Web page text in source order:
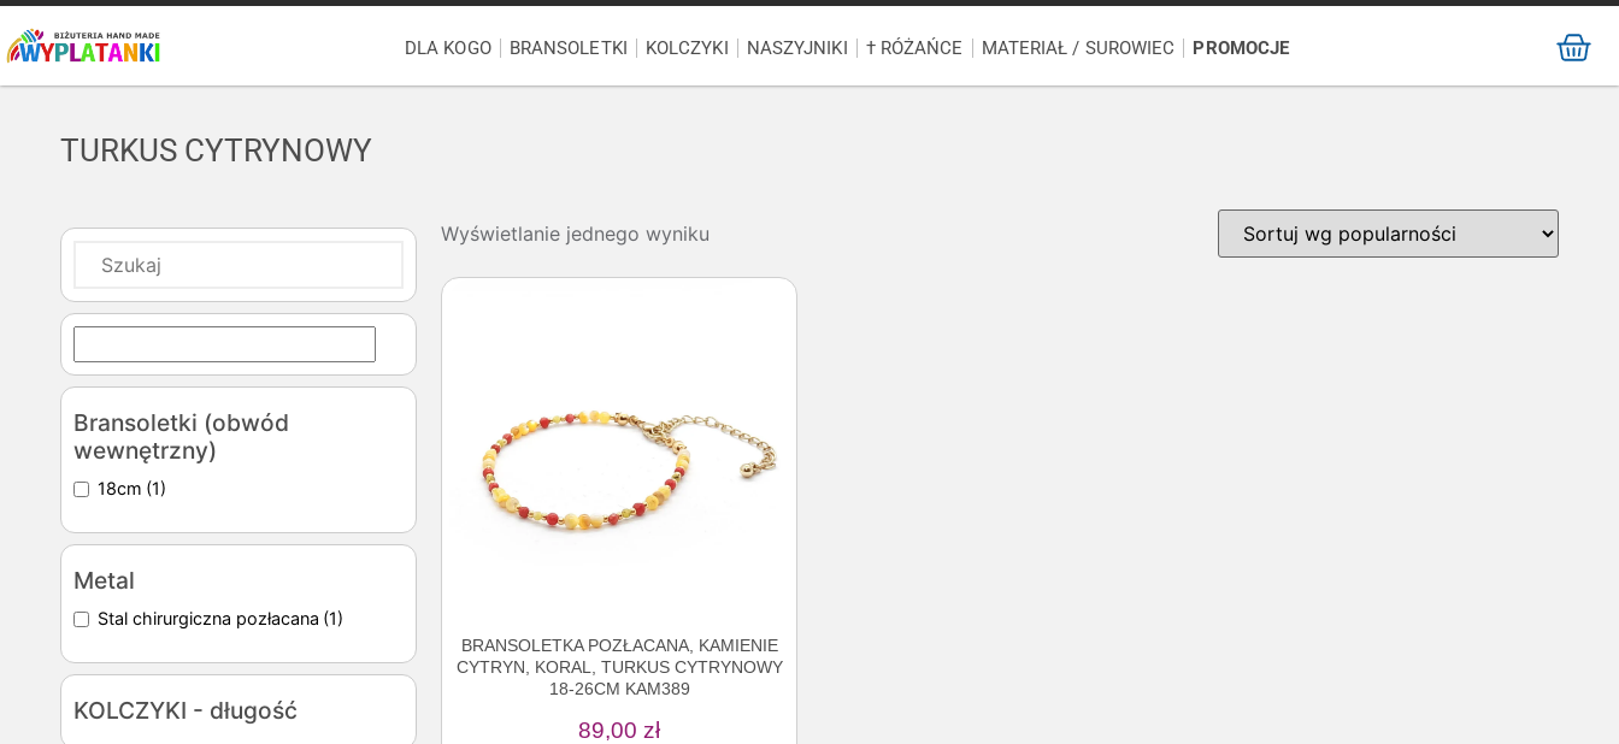
DLA KOGO BRANSOLETKI KOLCZYKI NASZYJNIKI † RÓŻAŃCE MATERIAŁ / SUROWIEC PROMOCJE
TURKUS CYTRYNOWY
Bransoletki (obwód
wewnętrzny)
18cm (1)
Metal
Stal chirurgiczna pozłacana (1)
KOLCZYKI - długość
Wyświetlanie jednego wyniku
BRANSOLETKA POZŁACANA, KAMIENIE
CYTRYN, KORAL, TURKUS CYTRYNOWY
18-26CM KAM389
89,00 zł